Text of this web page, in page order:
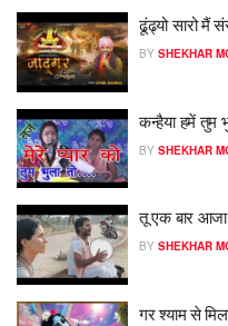
ढूंढ्यो सारो मैं
BY SHEKHAR
कन्हैया हमें तुम
BY SHEKHAR
तू एक बार आजा
BY SHEKHAR
गर श्याम से